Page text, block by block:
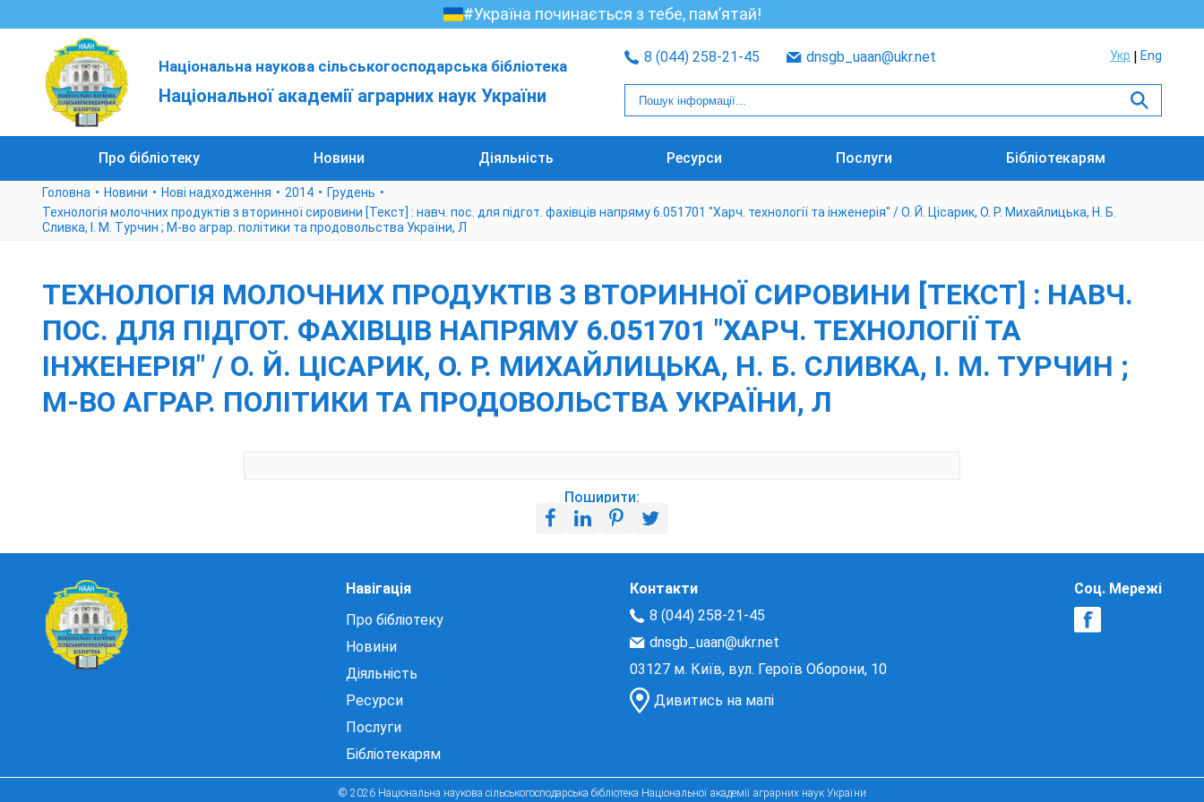
#Україна починається з тебе, пам’ятай!
Національна наукова сільськогосподарська бібліотека
Національної академії аграрних наук України
8 (044) 258-21-45 dnsgb_uaan@ukr.net Укр Eng
Про бібліотеку Новини Діяльність Ресурси Послуги Бібліотекарям
Головна Новини Нові надходження 2014
Грудень
Технологія молочних продуктів з вторинної сировини [Текст] : навч. пос. для підгот. фахівців напряму 6.051701 "Харч. технології та інженерія" / О. Й. Цісарик, О. Р. Михайлицька, Н. Б.
Сливка, І. М. Турчин ; М-во аграр. політики та продовольства України, Л
ТЕХНОЛОГІЯ МОЛОЧНИХ ПРОДУКТІВ З ВТОРИННОЇ СИРОВИНИ [ТЕКСТ] : НАВЧ.
ПОС. ДЛЯ ПІДГОТ. ФАХІВЦІВ НАПРЯМУ 6.051701 "ХАРЧ. ТЕХНОЛОГІЇ ТА
ІНЖЕНЕРІЯ" / О. Й. ЦІСАРИК, О. Р. МИХАЙЛИЦЬКА, Н. Б. СЛИВКА, І. М. ТУРЧИН ;
М-ВО АГРАР. ПОЛІТИКИ ТА ПРОДОВОЛЬСТВА УКРАЇНИ, Л
Поширити:
Навігація
Про бібліотеку
Новини
Діяльність
Ресурси
Послуги
Бібліотекарям
Контакти
8 (044) 258-21-45
dnsgb_uaan@ukr.net
03127 м. Київ, вул. Героїв Оборони, 10
Дивитись на мапі
Соц. Мережі
© 2026 Національна наукова сільськогосподарська бібліотека Національної академії аграрних наук України